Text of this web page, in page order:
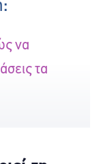
να
τα